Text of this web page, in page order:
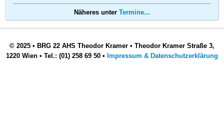
Näheres unter Termine...
© 2025 • BRG 22 AHS Theodor Kramer • Theodor Kramer Straße 3,
1220 Wien • Tel.: (01) 258 69 50 • Impressum & Datenschutzerklärung